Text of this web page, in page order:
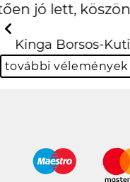
csúcs lett
köszi!
Viktor Kovács
Previous Next
további vélemények